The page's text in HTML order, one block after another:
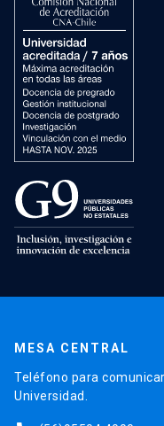
MESA CENTRAL
Teléfono para
Universidad.